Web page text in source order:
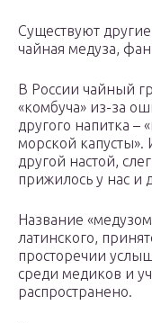
Существуют
чайная медуза,
В России чайный
«комбуча» из-за
другого напитка –
морской капусты».
другой настой,
прижилось у нас и
Название
латинского,
просторечии
среди медиков и
распространено.